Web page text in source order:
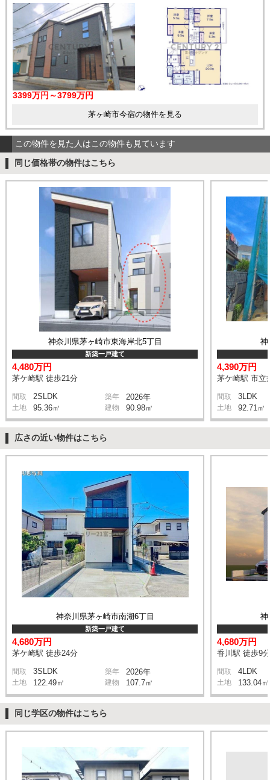
3399万円～3799万円
茅ヶ崎市今宿の物件を見る
この物件を見た人はこの物件も見ています
同じ価格帯の物件はこちら
神奈川県茅ヶ崎市東海岸北5丁目
新築一戸建て
4,480万円
茅ケ崎駅 徒歩21分
間取 2SLDK 築年 2026年
土地 95.36㎡ 建物 90.98㎡
神
4,390万円
茅ケ崎駅 市立
間取 3LDK
土地 92.71㎡
広さの近い物件はこちら
神奈川県茅ヶ崎市南湖6丁目
新築一戸建て
4,680万円
茅ケ崎駅 徒歩24分
間取 3SLDK 築年 2026年
土地 122.49㎡ 建物 107.7㎡
神
4,680万円
香川駅 徒歩9分
間取 4LDK
土地 133.04㎡
同じ学区の物件はこちら